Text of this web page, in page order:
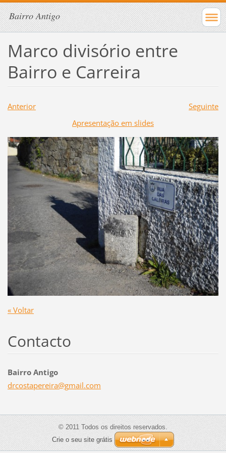
Bairro Antigo
Marco divisório entre
Bairro e Carreira
Anterior
Seguinte
Apresentação em slides
« Voltar
Contacto
Bairro Antigo
drcostapereira@gmail.com
© 2011 Todos os direitos reservados.
Crie o seu site grátis